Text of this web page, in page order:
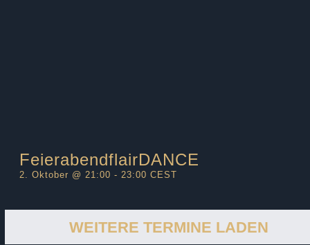
FeierabendflairDANCE
2. Oktober @ 21:00 - 23:00 CEST
WEITERE TERMINE LADEN